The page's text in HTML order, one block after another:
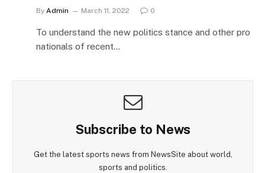
By Admin March 11, 2022 0
To understand the new politics stance and other pro
nationals of recent…
Subscribe to News
Get the latest sports news from NewsSite about world,
sports and politics.